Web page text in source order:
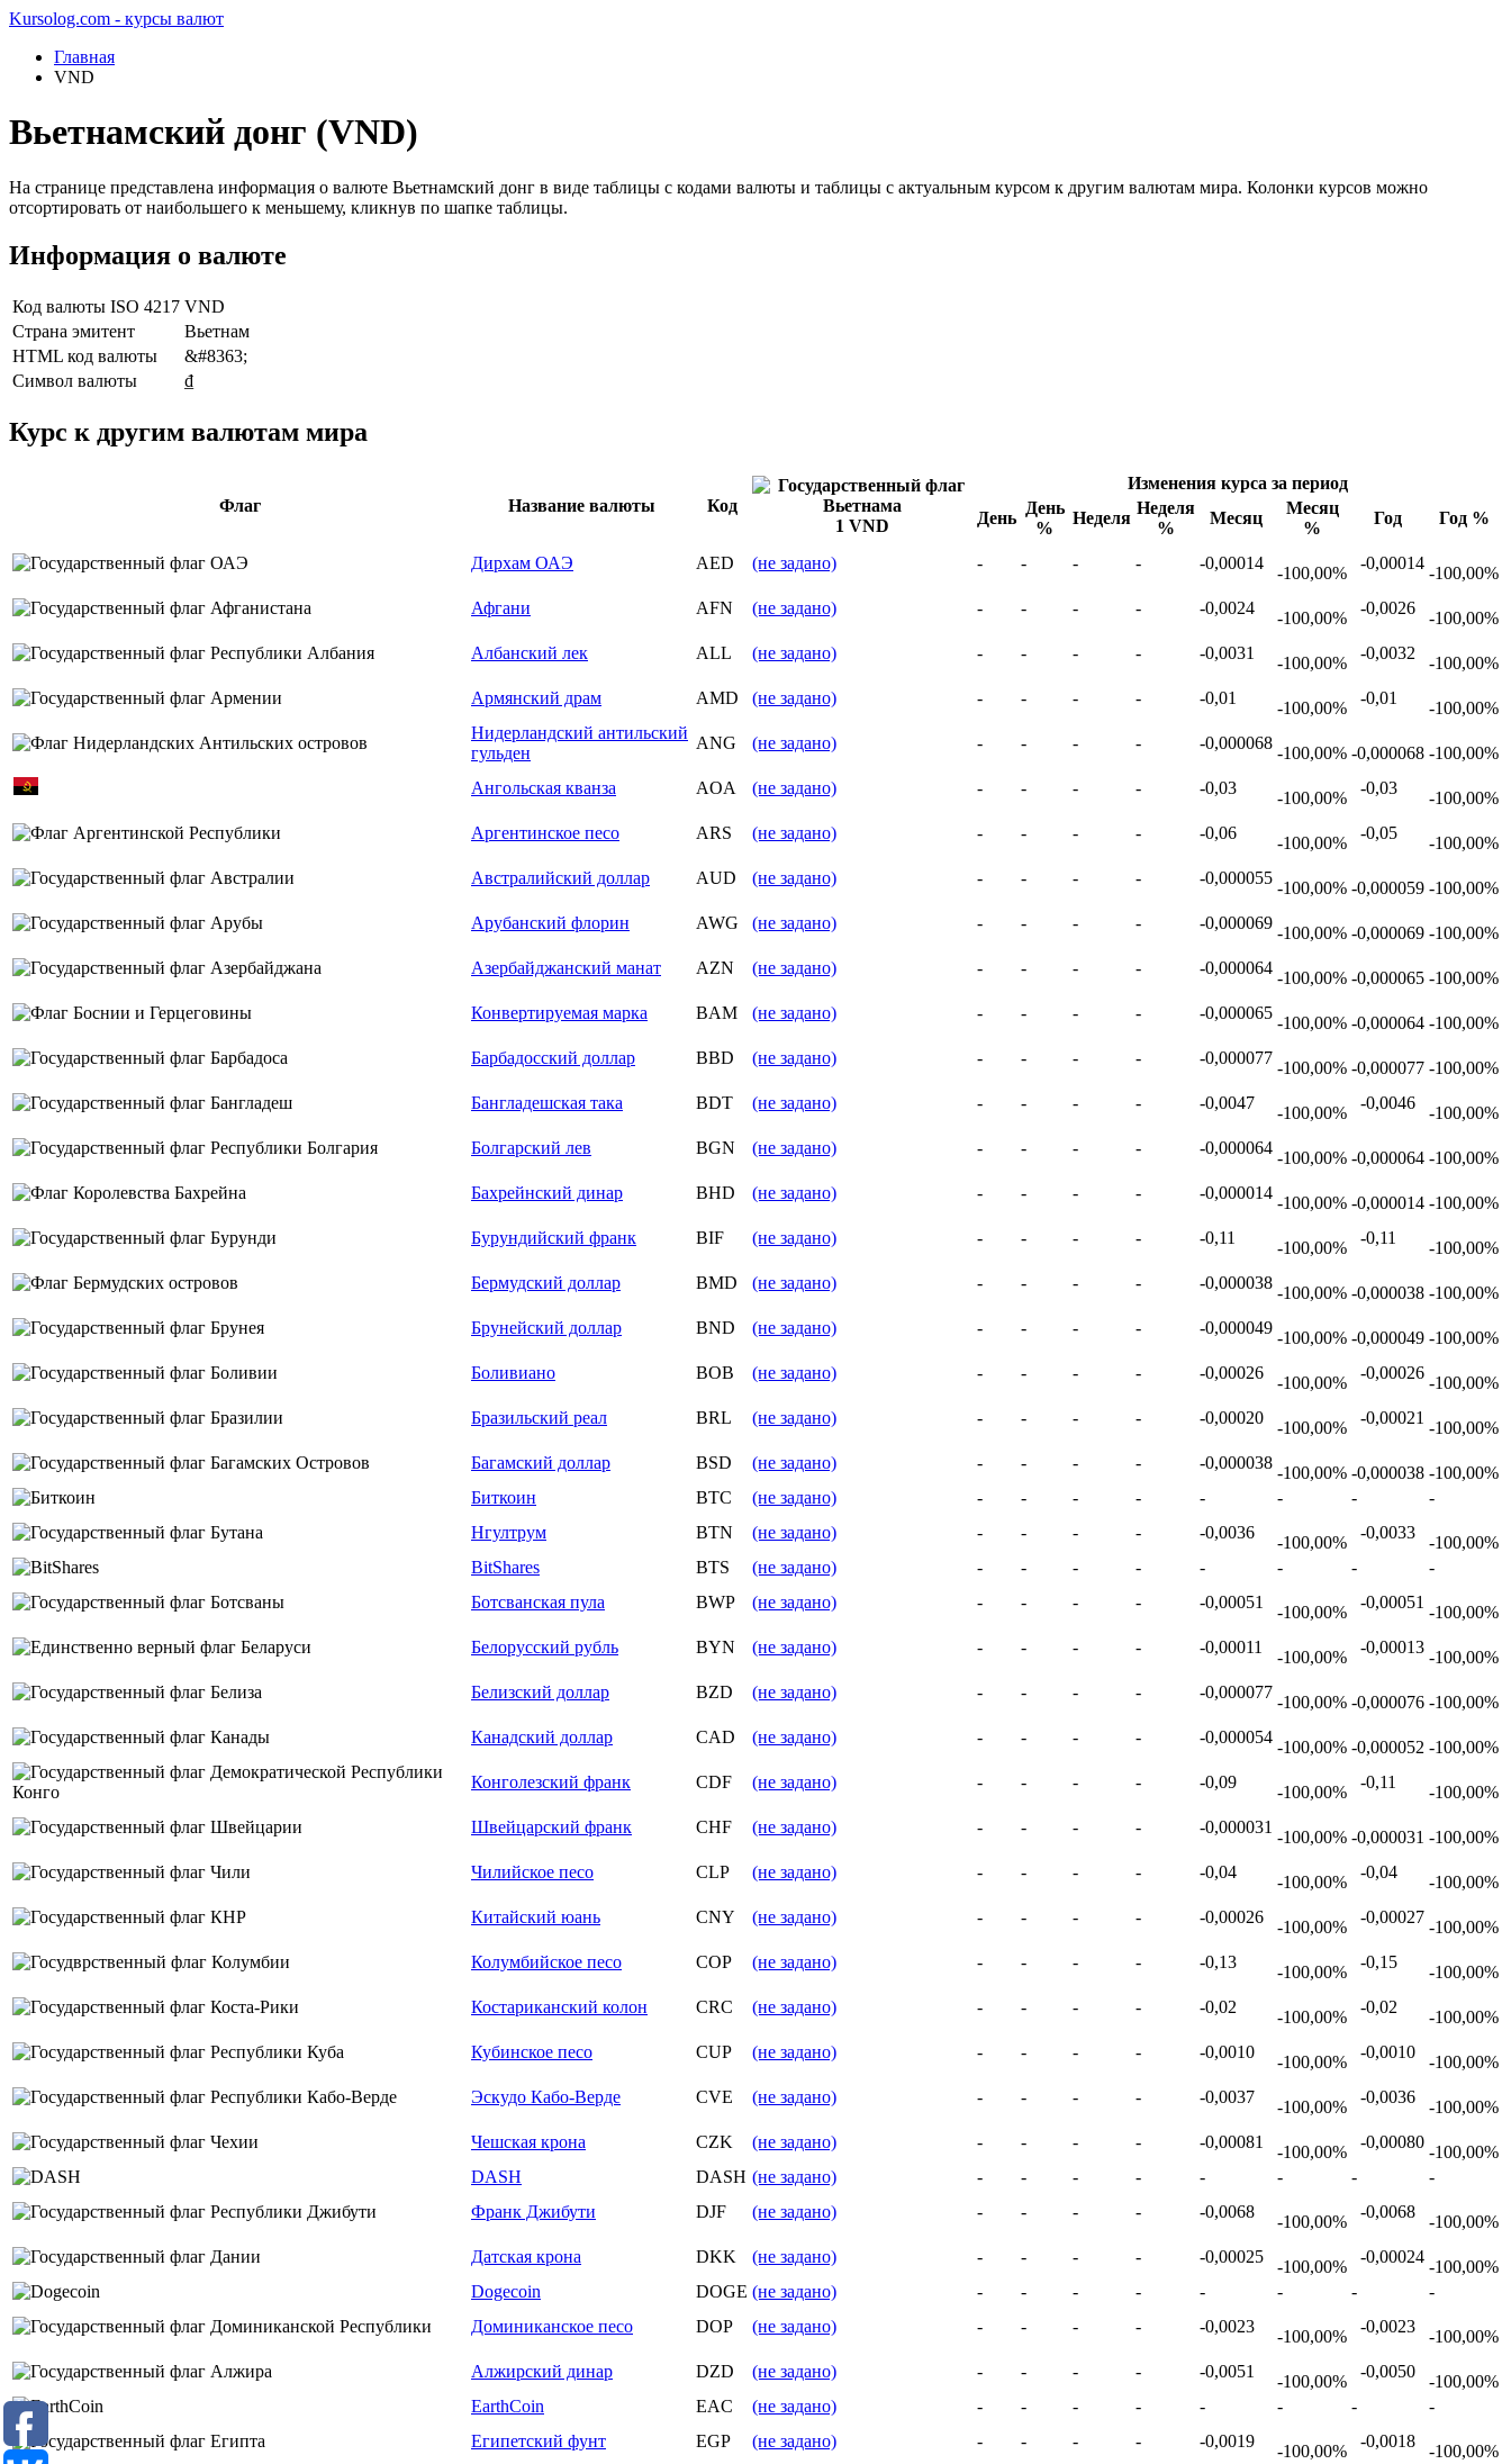
Kursolog.com - курсы валют
Главная
VND
Вьетнамский донг (VND)
На странице представлена информация о валюте Вьетнамский донг в виде таблицы с кодами валюты и таблицы с актуальным курсом к другим валютам мира. Колонки курсов можно
отсортировать от наибольшего к меньшему, кликнув по шапке таблицы.
Информация о валюте
Код валюты ISO 4217 VND
Страна эмитент
Вьетнам
HTML код валюты
&#8363;
Символ валюты
₫
Курс к другим валютам мира
Флаг Название валюты
Код
1 VND
Изменения курса за период
День
День
%
Неделя
Неделя
%
Месяц
Месяц
%
Год Год %
Дирхам ОАЭ AED (не задано) - - - - -0,00014
-100,00%
-0,00014
-100,00%
Афгани
AFN (не задано) - - - - -0,0024
-100,00%
-0,0026
-100,00%
Албанский лек
ALL (не задано) - - - - -0,0031
-100,00%
-0,0032
-100,00%
Армянский драм
AMD (не задано) - - - - -0,01
-100,00%
-0,01
-100,00%
Нидерландский антильский
гульден
ANG (не задано) - - - - -0,000068
-100,00% -0,000068 -100,00%
Ангольская кванза
AOA (не задано) - - - - -0,03
-100,00%
-0,03
-100,00%
Аргентинское песо
ARS (не задано) - - - - -0,06
-100,00%
-0,05
-100,00%
Австралийский доллар
AUD (не задано) - - - - -0,000055
-100,00% -0,000059 -100,00%
Арубанский флорин
AWG (не задано) - - - - -0,000069
-100,00% -0,000069 -100,00%
Азербайджанский манат
AZN (не задано) - - - - -0,000064
-100,00% -0,000065 -100,00%
Конвертируемая марка
BAM (не задано) - - - - -0,000065
-100,00% -0,000064 -100,00%
Барбадосский доллар
BBD (не задано) - - - - -0,000077
-100,00% -0,000077 -100,00%
Бангладешская така
BDT (не задано) - - - - -0,0047
-100,00%
-0,0046
-100,00%
Болгарский лев
BGN (не задано) - - - - -0,000064
-100,00% -0,000064 -100,00%
Бахрейнский динар
BHD (не задано) - - - - -0,000014
-100,00% -0,000014 -100,00%
Бурундийский франк
BIF (не задано) - - - - -0,11
-100,00%
-0,11
-100,00%
Бермудский доллар
BMD (не задано) - - - - -0,000038
-100,00% -0,000038 -100,00%
Брунейский доллар
BND (не задано) - - - - -0,000049
-100,00% -0,000049 -100,00%
Боливиано
BOB (не задано) - - - - -0,00026
-100,00%
-0,00026
-100,00%
Бразильский реал
BRL (не задано) - - - - -0,00020
-100,00%
-0,00021
-100,00%
Багамский доллар
BSD (не задано) - - - - -0,000038
-100,00% -0,000038 -100,00%
Биткоин
BTC (не задано) - - - - - - -
-
Нгултрум
BTN (не задано) - - - - -0,0036
-100,00%
-0,0033
-100,00%
BitShares
BTS (не задано) - - - - - - -
-
Ботсванская пула
BWP (не задано) - - - - -0,00051
-100,00%
-0,00051
-100,00%
Белорусский рубль
BYN (не задано) - - - - -0,00011
-100,00%
-0,00013
-100,00%
Белизский доллар
BZD (не задано) - - - - -0,000077
-100,00% -0,000076 -100,00%
Канадский доллар
CAD (не задано) - - - - -0,000054
-100,00% -0,000052 -100,00%
Конголезский франк
CDF (не задано) - - - - -0,09
-100,00%
-0,11
-100,00%
Швейцарский франк
CHF (не задано) - - - - -0,000031
-100,00% -0,000031 -100,00%
Чилийское песо
CLP (не задано) - - - - -0,04
-100,00%
-0,04
-100,00%
Китайский юань
CNY (не задано) - - - - -0,00026
-100,00%
-0,00027
-100,00%
Колумбийское песо
COP (не задано) - - - - -0,13
-100,00%
-0,15
-100,00%
Костариканский колон
CRC (не задано) - - - - -0,02
-100,00%
-0,02
-100,00%
Кубинское песо
CUP (не задано) - - - - -0,0010
-100,00%
-0,0010
-100,00%
Эскудо Кабо-Верде
CVE (не задано) - - - - -0,0037
-100,00%
-0,0036
-100,00%
Чешская крона
CZK (не задано) - - - - -0,00081
-100,00%
-0,00080
-100,00%
DASH
DASH (не задано) - - - - - - -
-
Франк Джибути
DJF (не задано) - - - - -0,0068
-100,00%
-0,0068
-100,00%
Датская крона
DKK (не задано) - - - - -0,00025
-100,00%
-0,00024
-100,00%
Dogecoin
DOGE (не задано) - - - - - - -
-
Доминиканское песо
DOP (не задано) - - - - -0,0023
-100,00%
-0,0023
-100,00%
Алжирский динар
DZD (не задано) - - - - -0,0051
-100,00%
-0,0050
-100,00%
EarthCoin
EAC (не задано) - - - - - - -
-
Египетский фунт
EGP (не задано) - - - - -0,0019
-100,00%
-0,0018
-100,00%